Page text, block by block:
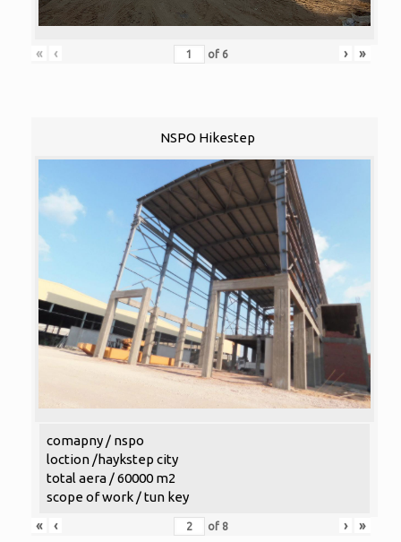
« ‹ of 6 › »
NSPO Hikestep
comapny / nspo
loction /haykstep city
total aera / 60000 m2
scope of work / tun key
«
‹ of 8 › »